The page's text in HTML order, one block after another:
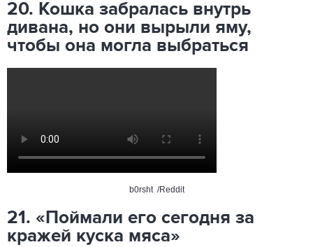
20. Кошка забралась внутрь
дивана, но они вырыли яму,
чтобы она могла выбраться
b0rsht /Reddit
21. «Поймали его сегодня за
кражей куска мяса»